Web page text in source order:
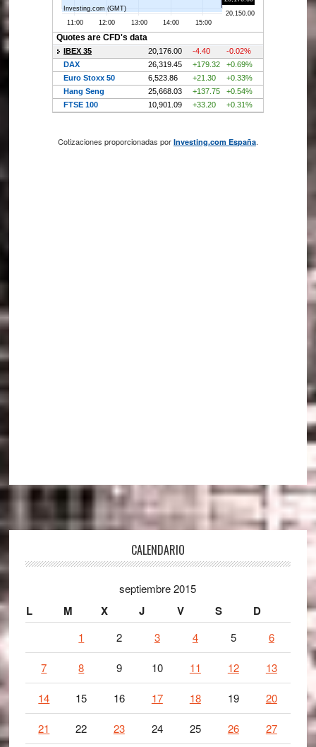
Cotizaciones proporcionadas por Investing.com España.
CALENDARIO
septiembre 2015
L M X J V S D
1 2 3 4 5 6
7 8 9 10 11 12 13
14 15 16 17 18 19 20
21 22 23 24 25 26 27